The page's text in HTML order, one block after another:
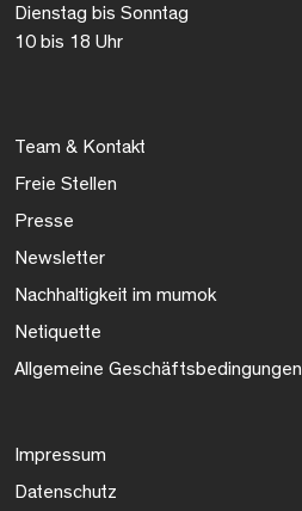
Dienstag bis Sonntag
10 bis 18 Uhr
Team & Kontakt
Freie Stellen
Presse
Newsletter
Nachhaltigkeit im mumok
Netiquette
Allgemeine Geschäftsbedingungen
Impressum
Datenschutz